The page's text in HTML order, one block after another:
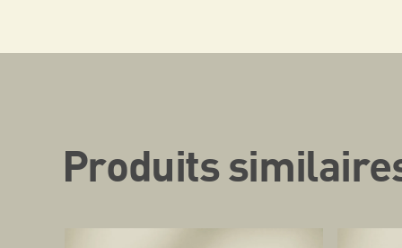
Produits